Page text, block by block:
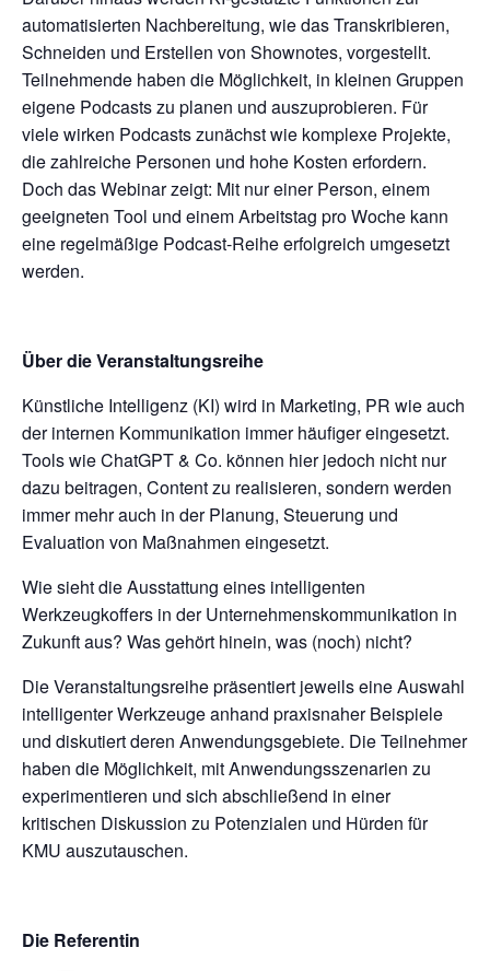
automatisierten Nachbereitung, wie das Transkribieren,
Schneiden und Erstellen von Shownotes, vorgestellt.
Teilnehmende haben die Möglichkeit, in kleinen Gruppen
eigene Podcasts zu planen und auszuprobieren. Für
viele wirken Podcasts zunächst wie komplexe Projekte,
die zahlreiche Personen und hohe Kosten erfordern.
Doch das Webinar zeigt: Mit nur einer Person, einem
geeigneten Tool und einem Arbeitstag pro Woche kann
eine regelmäßige Podcast-Reihe erfolgreich umgesetzt
werden.
Über die Veranstaltungsreihe
Künstliche Intelligenz (KI) wird in Marketing, PR wie auch
der internen Kommunikation immer häufiger eingesetzt.
Tools wie ChatGPT & Co. können hier jedoch nicht nur
dazu beitragen, Content zu realisieren, sondern werden
immer mehr auch in der Planung, Steuerung und
Evaluation von Maßnahmen eingesetzt.
Wie sieht die Ausstattung eines intelligenten
Werkzeugkoffers in der Unternehmenskommunikation in
Zukunft aus? Was gehört hinein, was (noch) nicht?
Die Veranstaltungsreihe präsentiert jeweils eine Auswahl
intelligenter Werkzeuge anhand praxisnaher Beispiele
und diskutiert deren Anwendungsgebiete. Die Teilnehmer
haben die Möglichkeit, mit Anwendungsszenarien zu
experimentieren und sich abschließend in einer
kritischen Diskussion zu Potenzialen und Hürden für
KMU auszutauschen.
Die Referentin